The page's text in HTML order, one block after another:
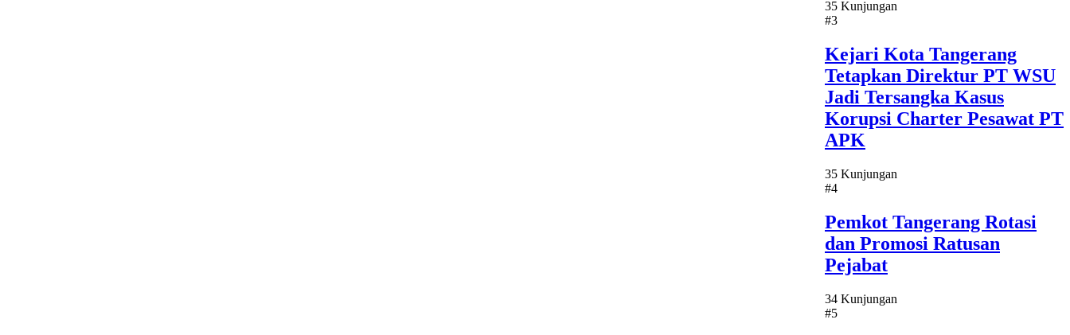
35 Kunjungan
#3
Kejari Kota Tangerang
Tetapkan Direktur PT WSU
Jadi Tersangka Kasus
Korupsi Charter Pesawat PT
APK
35 Kunjungan
#4
Pemkot Tangerang Rotasi
dan Promosi Ratusan
Pejabat
34 Kunjungan
#5